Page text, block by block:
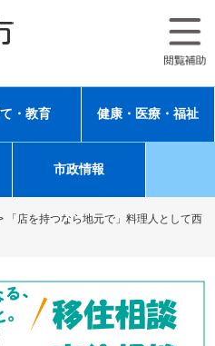
・教育 健康・医療・福祉
市政情報
「店を持つなら地元で」料理人として西